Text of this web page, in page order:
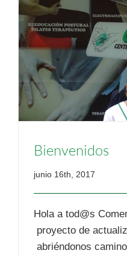
Bienvenidos
junio 16th, 2017
Hola a tod@s
proyecto de
abriéndonos